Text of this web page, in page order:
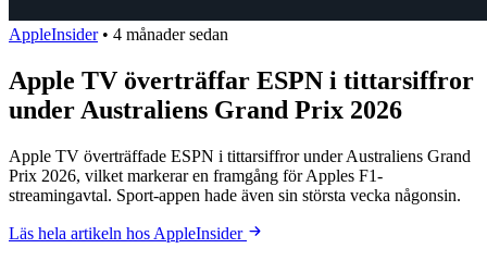
AppleInsider • 4 månader sedan
Apple TV överträffar ESPN i tittarsiffror
under Australiens Grand Prix 2026
Apple TV överträffade ESPN i tittarsiffror under Australiens Grand
Prix 2026, vilket markerar en framgång för Apples F1-
streamingavtal. Sport-appen hade även sin största vecka någonsin.
Läs hela artikeln hos AppleInsider